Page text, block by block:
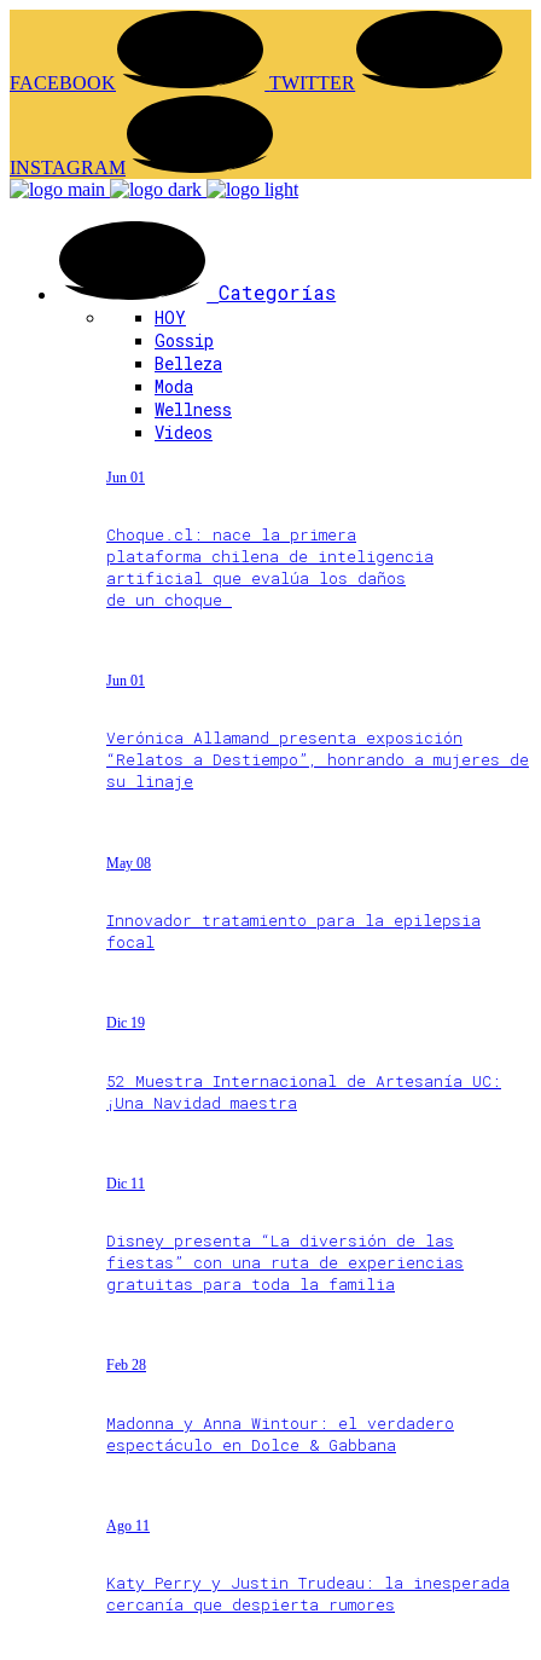
FACEBOOK TWITTER
INSTAGRAM
Categorías
HOY
Gossip
Belleza
Moda
Wellness
Videos
Jun 01
Choque.cl: nace la primera
plataforma chilena de inteligencia
artificial que evalúa los daños
de un choque
Jun 01
Verónica Allamand presenta exposición
“Relatos a Destiempo”, honrando a mujeres de
su linaje
May 08
Innovador tratamiento para la epilepsia
focal
Dic 19
52 Muestra Internacional de Artesanía UC:
¡Una Navidad maestra
Dic 11
Disney presenta “La diversión de las
fiestas” con una ruta de experiencias
gratuitas para toda la familia
Feb 28
Madonna y Anna Wintour: el verdadero
espectáculo en Dolce & Gabbana
Ago 11
Katy Perry y Justin Trudeau: la inesperada
cercanía que despierta rumores